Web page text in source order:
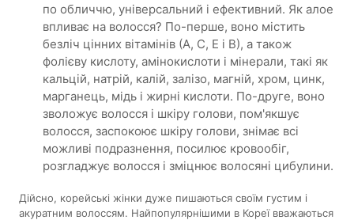
по обличчю, універсальний і ефективний. Як алое
впливає на волосся? По-перше, воно містить
безліч цінних вітамінів (А, С, Е і В), а також
фолієву кислоту, амінокислоти і мінерали, такі як
кальцій, натрій, калій, залізо, магній, хром, цинк,
марганець, мідь і жирні кислоти. По-друге, воно
зволожує волосся і шкіру голови, пом'якшує
волосся, заспокоює шкіру голови, знімає всі
можливі подразнення, посилює кровообіг,
розгладжує волосся і зміцнює волосяні цибулини.
Дійсно, корейські жінки дуже пишаються своїм густим і
акуратним волоссям. Найпопулярнішими в Кореї вважаються